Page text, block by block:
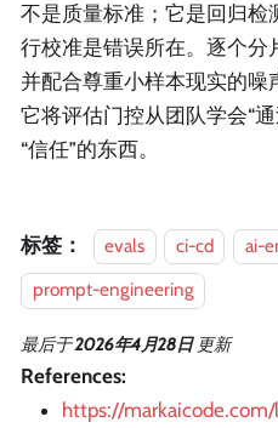
不是质量标准；它是回归
行校准是错误所在。逐个分
并配合尊重小样本现实的
它将评估门控从团队学会“
“信任”的东西。
标签： evals ci-cd
ai-
prompt-engineering
最后于2026年4月28日 更新
References:
https://